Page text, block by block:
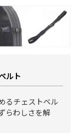
ルト
るチェストベル
らわしさを解